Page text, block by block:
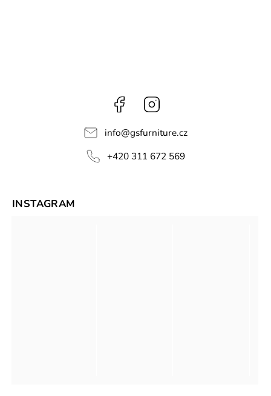
Facebook
info@gsfurniture.cz
+420 311 672 569
INSTAGRAM